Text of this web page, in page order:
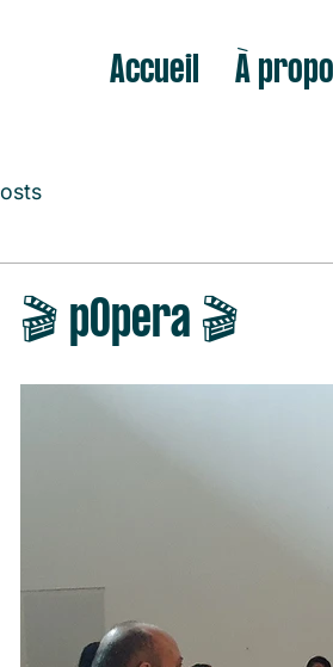
Accueil À
🎬 pOpera 🎬